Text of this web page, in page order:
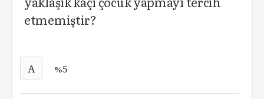
etmemiştir?
A %5